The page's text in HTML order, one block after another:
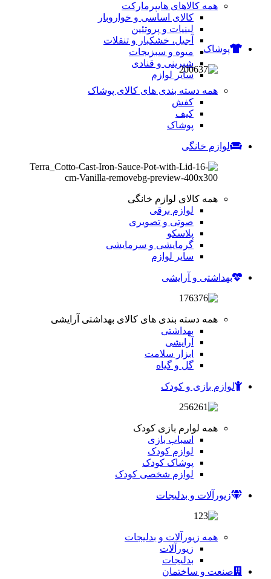
همه کالاهای هایپرمارکت
کالای اساسی و خواروبار
لبنیات و پروتئین
آجیل، خشکبار و تنقلات
میوه و سبزیجات
شیرینی و قنادی
سایر لوازم
پوشاک
همه دسته بندی های کالای پوشاک
کفش
کیف
پوشاک
لوازم خانگی
همه کالای لوازم خانگی
لوازم برقی
صوتی و تصویری
پلاسکو
گرمایشی و سرمایشی
سایر لوازم
بهداشتی و آرایشی
همه دسته بندی های کالای بهداشتی آرایشی
بهداشتی
آرایشی
ابزار سلامت
گل و گیاه
لوازم بازی و کودک
همه لوارم بازی کودک
اسباب بازی
لوازم کودک
پوشاک کودک
لوازم شخصی کودک
زیورآلات و بدلیجات
همه زیورآلات و بدلیجات
زیورآلات
بدلیجات
صنعت و ساختمان